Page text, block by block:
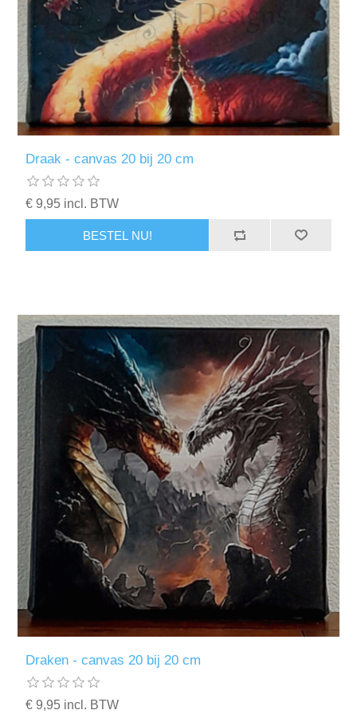
Draak - canvas 20 bij 20 cm
€ 9,95 incl. BTW
BESTEL NU!
Draken - canvas 20 bij 20 cm
€ 9,95 incl. BTW